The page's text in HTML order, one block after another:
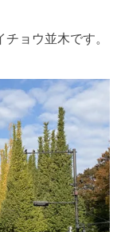
ョウ並木です。